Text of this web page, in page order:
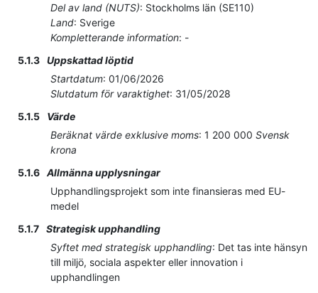
Del av land (NUTS): Stockholms län (SE110)
Land: Sverige
Kompletterande information: -
5.1.3 Uppskattad löptid
Startdatum: 01/06/2026
Slutdatum för varaktighet: 31/05/2028
5.1.5
Värde
Beräknat värde exklusive moms: 1 200 000 Svensk
krona
5.1.6 Allmänna upplysningar
Upphandlingsprojekt som inte finansieras med EU-
medel
5.1.7 Strategisk upphandling
Syftet med strategisk upphandling: Det tas inte hänsyn
till miljö, sociala aspekter eller innovation i
upphandlingen